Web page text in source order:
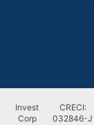
Invest
Corp
CRECI:
032846-J